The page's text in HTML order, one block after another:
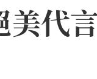
代